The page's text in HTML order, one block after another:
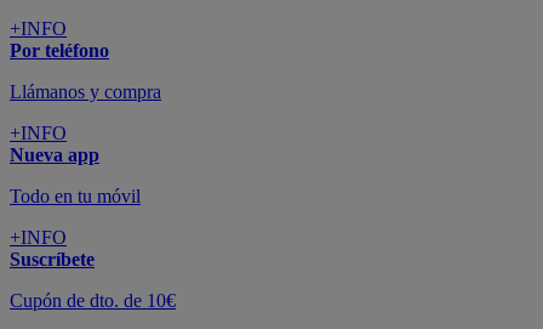
+INFO
Por teléfono
Llámanos y compra
+INFO
Nueva app
Todo en tu móvil
+INFO
Suscríbete
Cupón de dto. de 10€